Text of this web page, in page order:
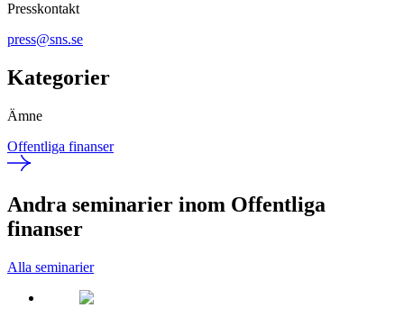
Presskontakt
press@sns.se
Kategorier
Ämne
Offentliga finanser
Andra seminarier inom Offentliga
finanser
Alla seminarier